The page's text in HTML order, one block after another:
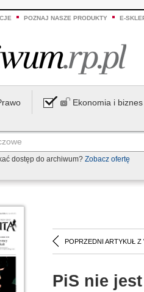
POZNAJ NASZE PRODUKTY E-
Ekonomia i biznes
dostęp do archiwum? Zobacz ofertę
POPRZEDNI ARTYKUŁ Z
PiS nie